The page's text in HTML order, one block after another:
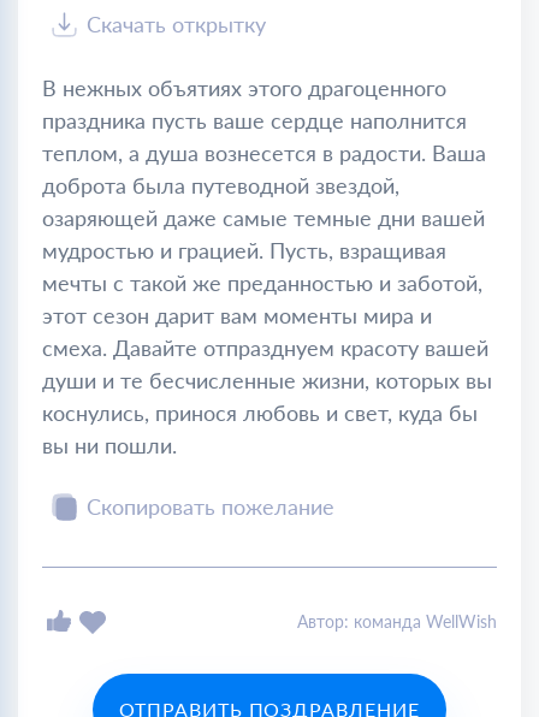
Скачать открытку
В нежных объятиях этого драгоценного
праздника пусть ваше сердце наполнится
теплом, а душа вознесется в радости. Ваша
доброта была путеводной звездой,
озаряющей даже самые темные дни вашей
мудростью и грацией. Пусть, взращивая
мечты с такой же преданностью и заботой,
этот сезон дарит вам моменты мира и
смеха. Давайте отпразднуем красоту вашей
души и те бесчисленные жизни, которых вы
коснулись, принося любовь и свет, куда бы
вы ни пошли.
Скопировать пожелание
Автор: команда WellWish
ОТПРАВИТЬ ПОЗДРАВЛЕНИЕ